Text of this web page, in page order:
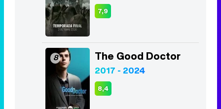
7,9
8 The Good Doctor
2017 - 2024
8,4